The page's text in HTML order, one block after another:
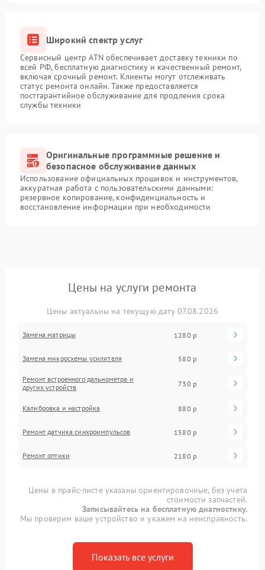
Широкий спектр услуг
Сервисный центр ATN обеспечивает доставку техники по
всей РФ, бесплатную диагностику и качественный ремонт,
включая срочный ремонт. Клиенты могут отслеживать
статус ремонта онлайн. Также предоставляется
постгарантийное обслуживание для продления срока
службы техники
Оригинальные программные решение и
безопасное обслуживание данных
Использование официальных прошивок и инструментов,
аккуратная работа с пользовательскими данными:
резервное копирование, конфиденциальность и
восстановление информации при необходимости
Цены на услуги ремонта
Цены актуальны на текущую дату 07.08.2026
Замена матрицы 1280 р
Замена микросхемы усилителя 580 р
Ремонт встроенного дальнометра и
других устройств
730 р
Калибровка и настройка 880 р
Ремонт датчика синхроимпульсов 1580 р
Ремонт оптики 2180 р
Цены в прайс-листе указаны ориентировочные, без учета
стоимости запчастей.
Записывайтесь на бесплатную диагностику.
Мы проверим ваше устройство и укажем на неисправность.
Показать все услуги